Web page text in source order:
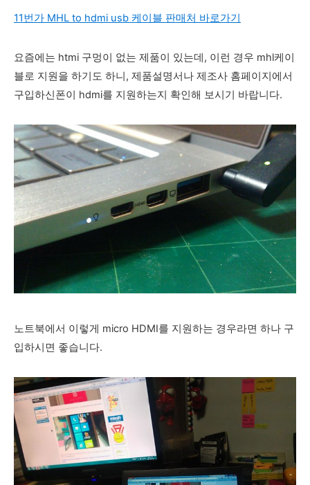
11번가 MHL to hdmi usb 케이블 판매처 바로가기
요즘에는 htmi 구멍이 없는 제품이 있는데, 이런 경우 mhl케이
블로 지원을 하기도 하니, 제품설명서나 제조사 홈페이지에서
구입하신폰이 hdmi를 지원하는지 확인해 보시기 바랍니다.
노트북에서 이렇게 micro HDMI를 지원하는 경우라면 하나 구
입하시면 좋습니다.